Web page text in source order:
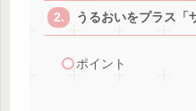
うるおいをプラス「
ポイント